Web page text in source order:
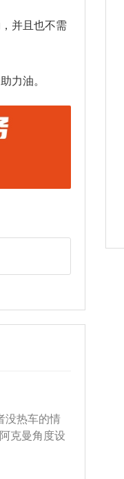
并且也不需
力油。
没热车的情
克曼角度设
产生的夹